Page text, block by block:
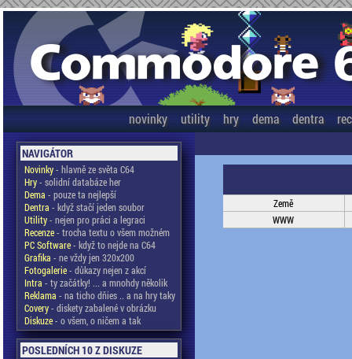
novinky utility hry dema dentra
NAVIGÁTOR
Novinky- hlavně ze světa C64
Hry- solidní databáze her
Dema - pouze ta nejlepší
Dentra - když stačí jeden soubor
Utility- nejen pro práci a legraci
Recenze- trocha textu o všem možném
PC Software- když to nejde na C64
Grafika - ne vždy jen 320x200
Fotogalerie- důkazy nejen z akcí
Intra - ty začátky! ... a mnohdy několik
Reklama - na ticho dňies .. a na hry taky
Covery- diskety zabalené v obrázku
Diskuze- o všem, o ničem a tak
POSLEDNÍCH 10 Z DISKUZE
Země
WWW